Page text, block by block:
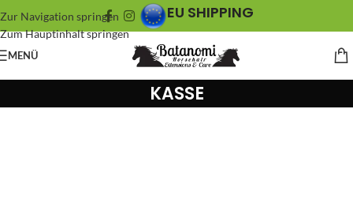
Zur Navigation springen
Zum Hauptinhalt springen
EU SHIPPING
MENÜ
KASSE